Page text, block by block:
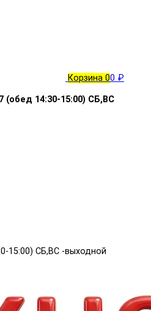
Корзина 00 ₽
(обед 14:30-15:00) СБ,ВС
15:00) СБ,ВС -выходной